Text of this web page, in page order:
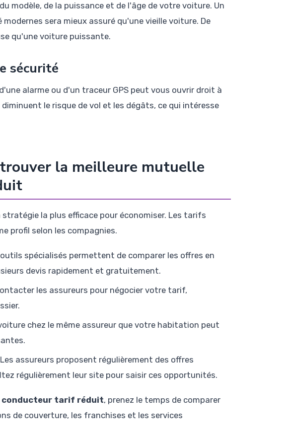
modèle, de la puissance et de l'âge de votre voiture. Un
sera mieux assuré qu'une vieille voiture. De
qu'une voiture puissante.
sécurité
alarme ou d'un traceur GPS peut vous ouvrir droit à
le risque de vol et les dégâts, ce qui intéresse
la meilleure mutuelle
la plus efficace pour économiser. Les tarifs
profil selon les compagnies.
outils spécialisés permettent de comparer les offres en
devis rapidement et gratuitement.
les assureurs pour négocier votre tarif,
chez le même assureur que votre habitation peut
Les assureurs proposent régulièrement des offres
régulièrement leur site pour saisir ces opportunités.
conducteur tarif réduit, prenez le temps de comparer
de couverture, les franchises et les services